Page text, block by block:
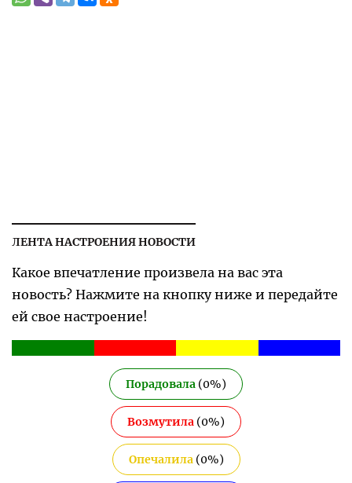
ЛЕНТА НАСТРОЕНИЯ НОВОСТИ
Какое впечатление произвела на вас эта
новость? Нажмите на кнопку ниже и передайте
ей свое настроение!
Порадовала (0%)
Возмутила (0%)
Опечалила(0%)